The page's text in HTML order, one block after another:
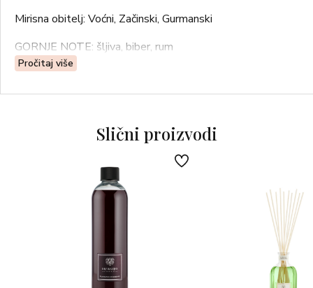
Mirisna obitelj: Voćni, Začinski, Gurmanski
GORNJE NOTE: šljiva, biber, rum
NOTE SRCA: gardenija, cvijet naranče, karamela
Pročitaj više
Slični proizvodi